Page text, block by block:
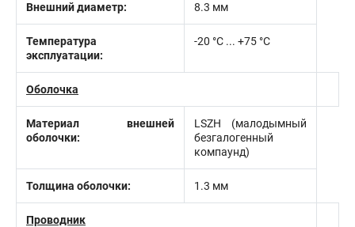
Внешний диаметр: 8.3 мм
Температура
эксплуатации:
-20 °C ... +75 °C
Оболочка
Материал внешней
оболочки:
LSZH (малодымный
безгалогенный
компаунд)
Толщина оболочки: 1.3 мм
Проводник